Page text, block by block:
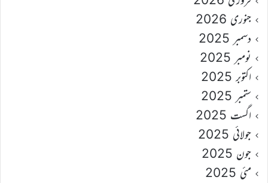
جنوری 2026
دسمبر 2025
نومبر 2025
اکتوبر 2025
ستمبر 2025
اگست 2025
جولائی 2025
جون 2025
مئی 2025